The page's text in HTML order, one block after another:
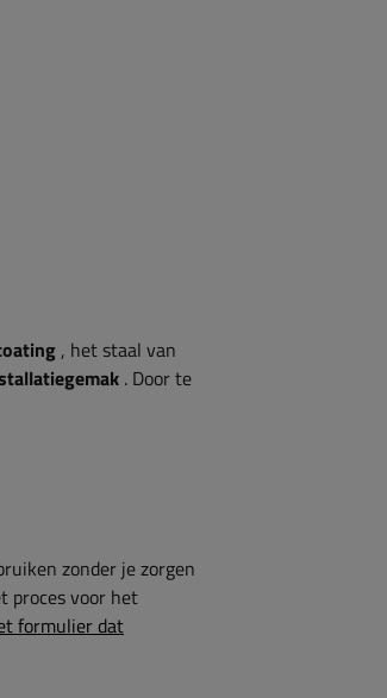
, het staal van
. Door te
zonder je zorgen
proces voor het
formulier dat